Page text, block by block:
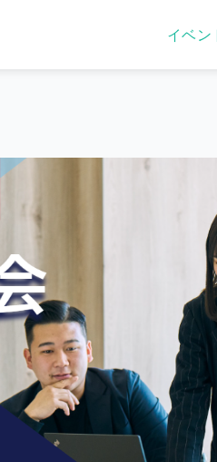
イベン